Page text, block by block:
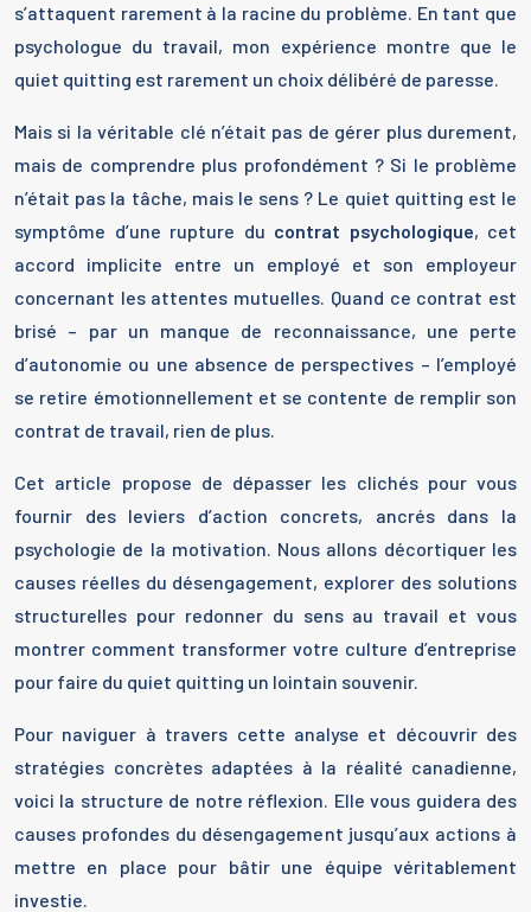
s’attaquent rarement à la racine du problème. En tant que
psychologue du travail, mon expérience montre que le
quiet quitting est rarement un choix délibéré de paresse.
Mais si la véritable clé n’était pas de gérer plus durement,
mais de comprendre plus profondément ? Si le problème
n’était pas la tâche, mais le sens ? Le quiet quitting est le
symptôme d’une rupture du contrat psychologique, cet
accord implicite entre un employé et son employeur
concernant les attentes mutuelles. Quand ce contrat est
brisé – par un manque de reconnaissance, une perte
d’autonomie ou une absence de perspectives – l’employé
se retire émotionnellement et se contente de remplir son
contrat de travail, rien de plus.
Cet article propose de dépasser les clichés pour vous
fournir des leviers d’action concrets, ancrés dans la
psychologie de la motivation. Nous allons décortiquer les
causes réelles du désengagement, explorer des solutions
structurelles pour redonner du sens au travail et vous
montrer comment transformer votre culture d’entreprise
pour faire du quiet quitting un lointain souvenir.
Pour naviguer à travers cette analyse et découvrir des
stratégies concrètes adaptées à la réalité canadienne,
voici la structure de notre réflexion. Elle vous guidera des
causes profondes du désengagement jusqu’aux actions à
mettre en place pour bâtir une équipe véritablement
investie.